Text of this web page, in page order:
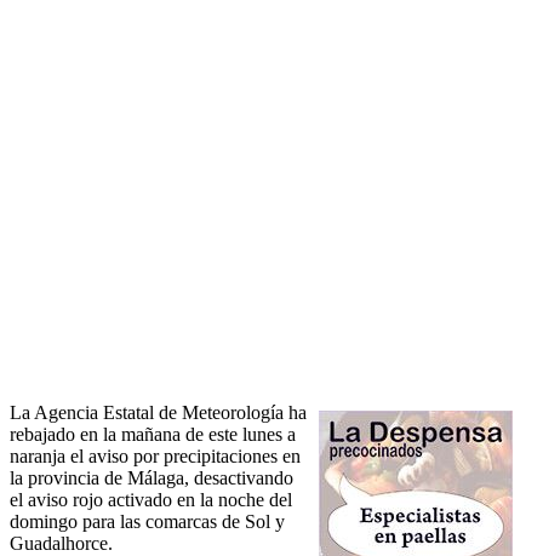
La Agencia Estatal de Meteorología ha
rebajado en la mañana de este lunes a
naranja el aviso por precipitaciones en
la provincia de Málaga, desactivando
el aviso rojo activado en la noche del
domingo para las comarcas de Sol y
Guadalhorce.